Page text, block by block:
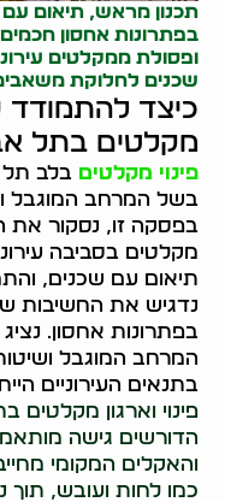
תכנון מראש, תיאום עם
בפתרונות אחסון
ופסולת ממקלטים
שכנים לחלוקת משאבים
כיצד להתמודד
מקלטים בתל
פינוי מקלטים בלב תל
בשל המרחב המוגבל
בפסקה זו, נסקור את
מקלטים בסביבה
תיאום עם שכנים,
נדגיש את החשיבות
בפתרונות אחסון.
המרחב המוגבל
בתנאים העירוניים
פינוי וארגון מקלטים
הדורשים גישה
והאקלים המקומי
כמו לחות ועובש,